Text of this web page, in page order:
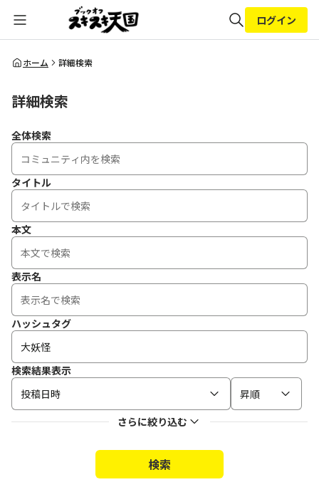
全体検索
ログイン
ホーム 詳細検索
詳細検索
全体検索
タイトル
本文
表示名
ハッシュタグ
検索結果表示
投稿日時
昇順
さらに絞り込む
検索